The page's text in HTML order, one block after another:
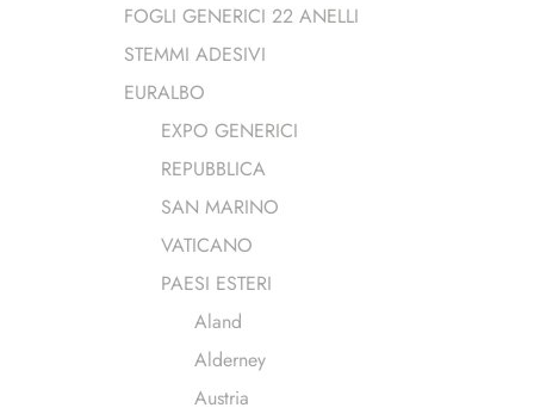
FOGLI GENERICI 22 ANELLI
STEMMI ADESIVI
EURALBO
EXPO GENERICI
REPUBBLICA
SAN MARINO
VATICANO
PAESI ESTERI
Aland
Alderney
Austria